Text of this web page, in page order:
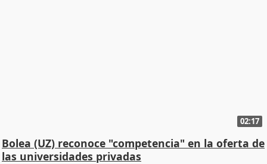
02:17
Bolea (UZ) reconoce "competencia" en la oferta de
las universidades privadas